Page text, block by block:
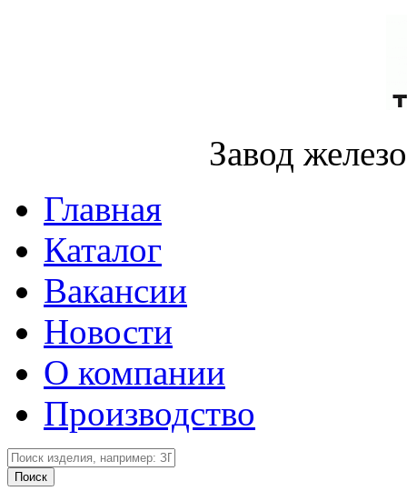
Завод
Главная
Каталог
Вакансии
Новости
О компании
Производство